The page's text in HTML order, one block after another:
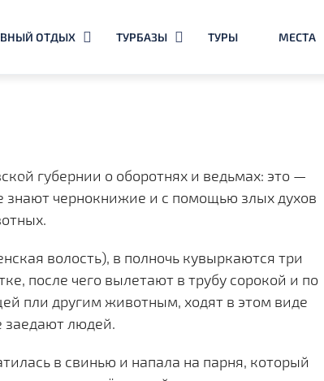
ОТДЫХ ТУРБАЗЫ ТУРЫ МЕСТА
области
губернии о оборотнях и ведьмах: это —
чернокнижие и с помощью злых духов
волость), в полночь кувыркаются три
после чего вылетают в трубу сорокой и по
пли другим животным, ходят в этом виде
заедают людей.
в свинью и напала на парня, который